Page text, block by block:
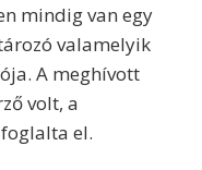
mindig van egy
valamelyik
A meghívott
volt, a
el.